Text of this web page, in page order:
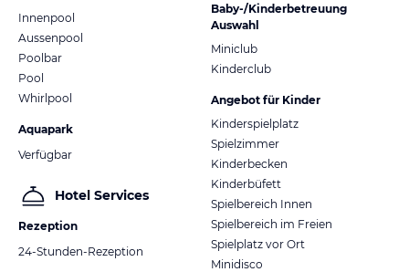
Innenpool
Aussenpool
Poolbar
Pool
Whirlpool
Aquapark
Verfügbar
Hotel Services
Rezeption
24-Stunden-Rezeption
Baby-/Kinderbetreuung
Auswahl
Miniclub
Kinderclub
Angebot für Kinder
Kinderspielplatz
Spielzimmer
Kinderbecken
Kinderbüfett
Spielbereich Innen
Spielbereich im Freien
Spielplatz vor Ort
Minidisco